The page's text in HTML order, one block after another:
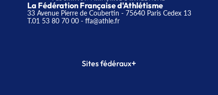
La Fédération Française d'Athlétisme
33 Avenue Pierre de Coubertin - 75640 Paris Cedex 13
T.01 53 80 70 00- ffa@athle.fr
Sites fédéraux+